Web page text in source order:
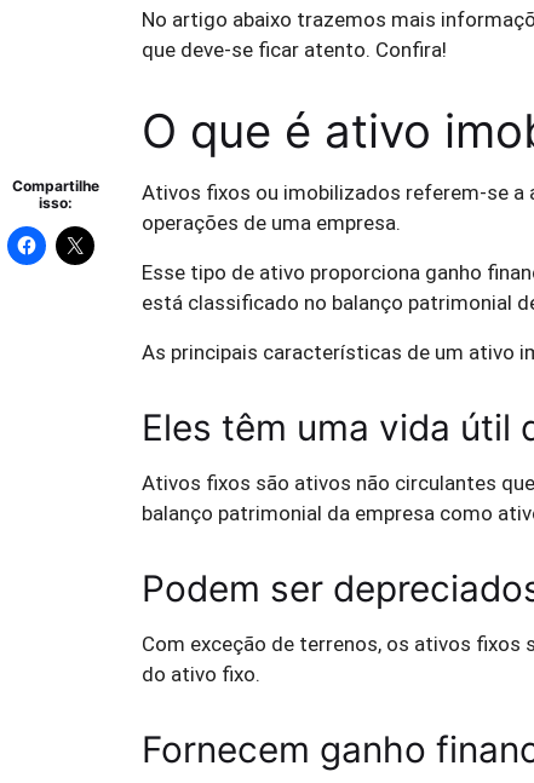
Compartilhe
isso:
No artigo abaixo trazemos mais
que deve-se ficar atento. Confira!
O que é ativo
Ativos fixos ou imobilizados referem-se a
operações de uma empresa.
Esse tipo de ativo proporciona ganho
está classificado no balanço patrimonial
As principais características de um ativo
Eles têm uma vida útil
Ativos fixos são ativos não circulantes
balanço patrimonial da empresa como
Podem ser
Com exceção de terrenos, os ativos
do ativo fixo.
Fornecem ganho